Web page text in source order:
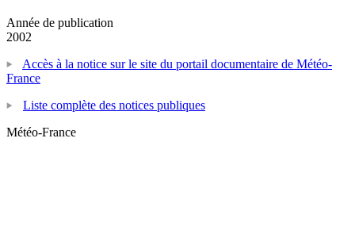
Année de publication
2002
Accès à la notice sur le site du portail documentaire de Météo-
France
Liste complète des notices publiques
Météo-France